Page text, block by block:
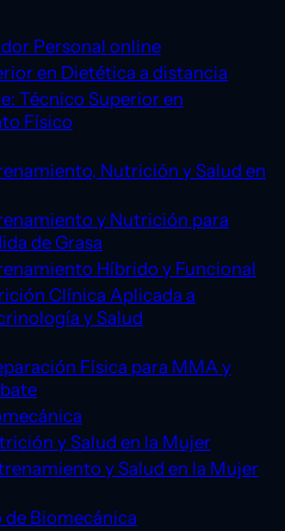
Personal online
en Dietética a distancia
Técnico Superior en
Físico
Nutrición y Salud en
y Nutrición para
de Grasa
Híbrido y Funcional
Clínica Aplicada a
y Salud
Física para MMA y
y Salud en la Mujer
y Salud en la Mujer
Biomecánica